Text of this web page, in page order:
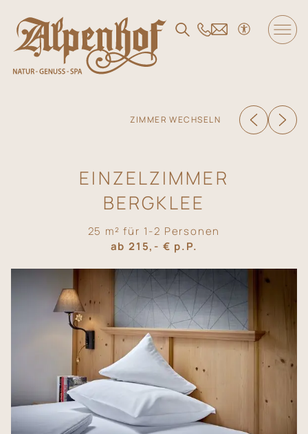
Der Alpenhof
SPA und Fitness
Familie
Natur und Aktivitäten
Infos und Kontakt
EINZELZIMMER
BERGKLEE
25 m² für 1-2 Personen
ab 215,- € p.P.
ZIMMER WECHSELN